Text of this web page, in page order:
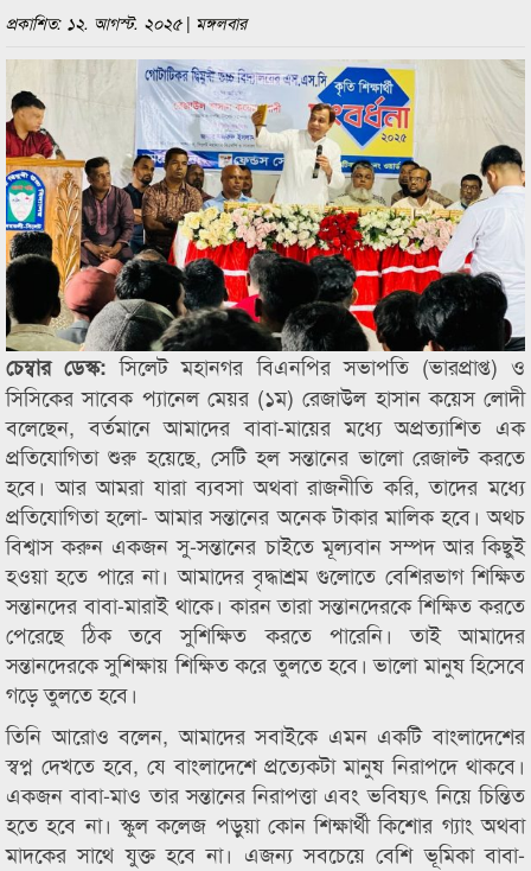
প্রকাশিত: ১২. আগস্ট. ২০২৫ | মঙ্গলবার
চেম্বার ডেস্ক:সিলেট মহানগর বিএনপির সভাপতি (ভারপ্রাপ্ত) ও
সিসিকের সাবেক প্যানেল মেয়র (১ম) রেজাউল হাসান কয়েস লোদী
বলেছেন, বর্তমানে আমাদের বাবা-মায়ের মধ্যে অপ্রত্যাশিত এক
প্রতিযোগিতা শুরু হয়েছে, সেটি হল সন্তানের ভালো রেজাল্ট করতে
হবে। আর আমরা যারা ব্যবসা অথবা রাজনীতি করি, তাদের মধ্যে
প্রতিযোগিতা হলো- আমার সন্তানের অনেক টাকার মালিক হবে। অথচ
বিশ্বাস করুন একজন সু-সন্তানের চাইতে মূল্যবান সম্পদ আর কিছুই
হওয়া হতে পারে না। আমাদের বৃদ্ধাশ্রম গুলোতে বেশিরভাগ শিক্ষিত
সন্তানদের বাবা-মারাই থাকে। কারন তারা সন্তানদেরকে শিক্ষিত করতে
পেরেছে ঠিক তবে সুশিক্ষিত করতে পারেনি। তাই আমাদের
সন্তানদেরকে সুশিক্ষায় শিক্ষিত করে তুলতে হবে। ভালো মানুষ হিসেবে
গড়ে তুলতে হবে।
তিনি আরোও বলেন, আমাদের সবাইকে এমন একটি বাংলাদেশের
স্বপ্ন দেখতে হবে, যে বাংলাদেশে প্রত্যেকটা মানুষ নিরাপদে থাকবে।
একজন বাবা-মাও তার সন্তানের নিরাপত্তা এবং ভবিষ্যৎ নিয়ে চিন্তিত
হতে হবে না। স্কুল কলেজ পড়ুয়া কোন শিক্ষার্থী কিশোর গ্যাং অথবা
মাদকের সাথে যুক্ত হবে না। এজন্য সবচেয়ে বেশি ভূমিকা বাবা-